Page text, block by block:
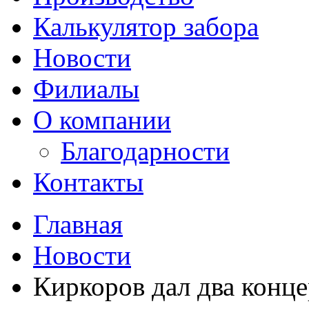
Калькулятор забора
Новости
Филиалы
О компании
Благодарности
Контакты
Главная
Новости
Киркоров дал два